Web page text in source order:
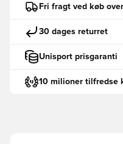
Fri fragt ved køb
30 dages returret
Unisport prisgaranti
10 milioner tilfredse